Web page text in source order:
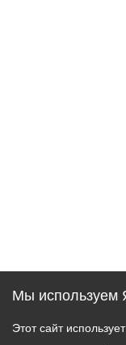
Мы используем
Этот сайт